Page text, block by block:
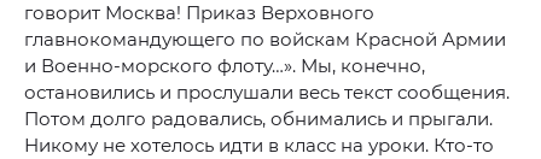
говорит Москва! Приказ Верховного
главнокомандующего по войскам Красной Армии
и Военно-морского флоту…». Мы, конечно,
остановились и прослушали весь текст сообщения.
Потом долго радовались, обнимались и прыгали.
Никому не хотелось идти в класс на уроки. Кто-то